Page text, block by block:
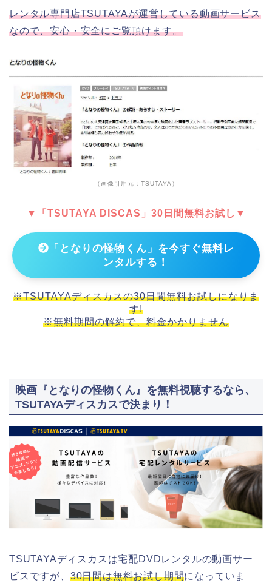
レンタル専門店TSUTAYAが運営している動画サービス
なので、安心・安全にご覧頂けます。
（画像引用元：TSUTAYA）
▼「TSUTAYA DISCAS」30日間無料お試し▼
「となりの怪物くん」を今すぐ無料レ
ンタルする！
※TSUTAYAディスカスの30日間無料お試しになりま
す!
※無料期間の解約で、料金かかりません
映画『となりの怪物くん』を無料視聴するなら、
TSUTAYAディスカスで決まり！
TSUTAYAディスカスは宅配DVDレンタルの動画サー
ビスですが、 30日間は無料お試し期間になっていま